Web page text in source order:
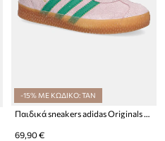
-15% ΜΕ ΚΩΔΙΚΟ: TAN
Παιδικά sneakers adidas Originals GAZELLE
69,90 €